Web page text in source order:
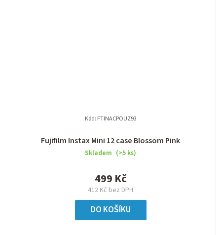
Fujifilm Instax Mini 12 case Blossom Pink
Skladem (>5 ks)
412 Kč bez DPH
499 Kč
DO KOŠÍKU
Kód: FTINACPOUZ93